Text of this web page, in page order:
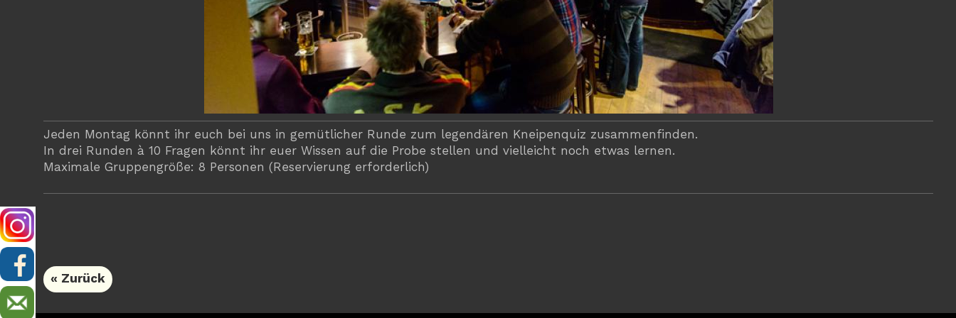
Jeden Montag könnt ihr euch bei uns in gemütlicher Runde zum legendären Kneipenquiz zusammenfinden.
In drei Runden à 10 Fragen könnt ihr euer Wissen auf die Probe stellen und vielleicht noch etwas lernen.
Maximale Gruppengröße: 8 Personen (Reservierung erforderlich)
« Zurück